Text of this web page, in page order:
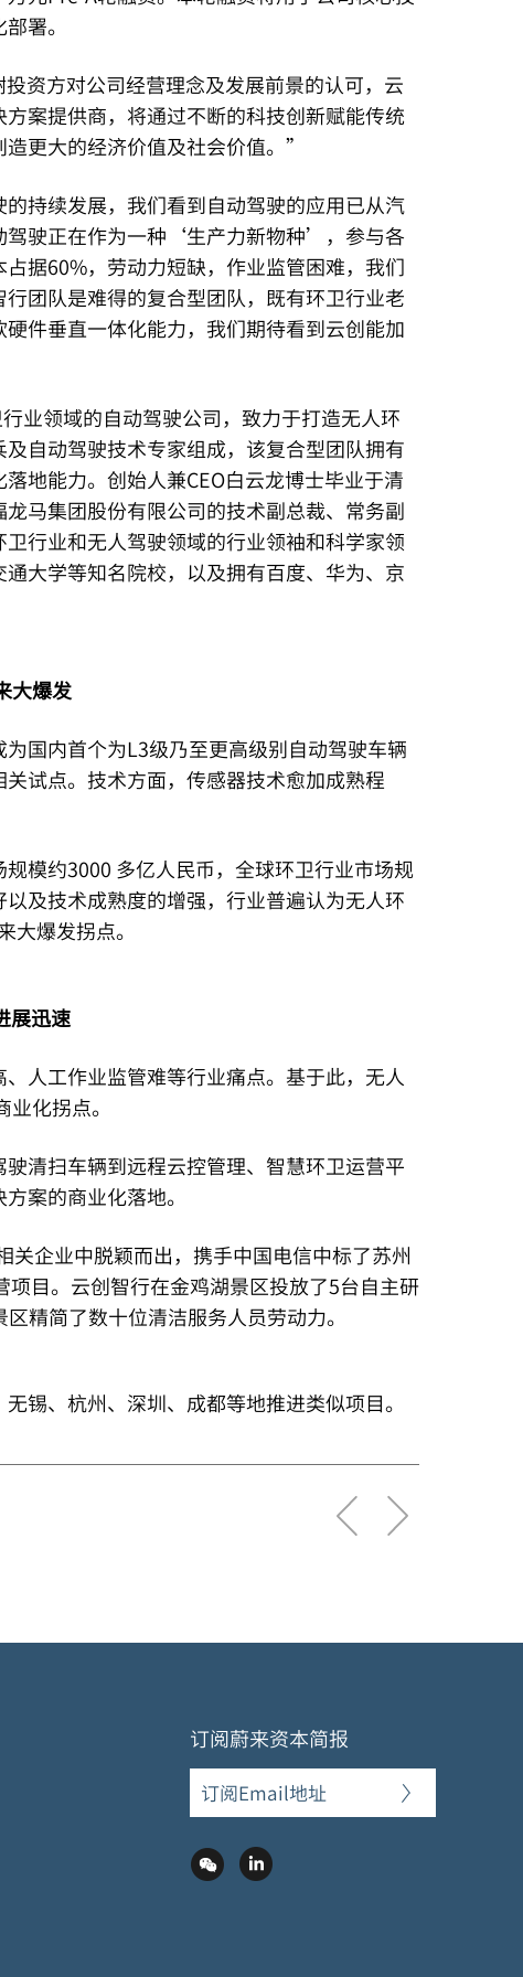
署。
资方对公司经营理念及发展前景的认可，云
案提供商，将通过不断的科技创新赋能传统
更大的经济价值及社会价值。”
持续发展，我们看到自动驾驶的应用已从汽
驾驶正在作为一种‘生产力新物种’，参与各
据60%，劳动力短缺，作业监管困难，我们
团队是难得的复合型团队，既有环卫行业老
件垂直一体化能力，我们期待看到云创能加
业领域的自动驾驶公司，致力于打造无人环
自动驾驶技术专家组成，该复合型团队拥有
地能力。创始人兼CEO白云龙博士毕业于清
马集团股份有限公司的技术副总裁、常务副
行业和无人驾驶领域的行业领袖和科学家领
大学等知名院校，以及拥有百度、华为、京
大爆发
国内首个为L3级乃至更高级别自动驾驶车辆
试点。技术方面，传感器技术愈加成熟程
模约3000 多亿人民币，全球环卫行业市场规
及技术成熟度的增强，行业普遍认为无人环
爆发拐点。
展迅速
人工作业监管难等行业痛点。基于此，无人
化拐点。
清扫车辆到远程云控管理、智慧环卫运营平
案的商业化落地。
企业中脱颖而出，携手中国电信中标了苏州
目。云创智行在金鸡湖景区投放了5台自主研
精简了数十位清洁服务人员劳动力。
锡、杭州、深圳、成都等地推进类似项目。
订阅蔚来资本简报